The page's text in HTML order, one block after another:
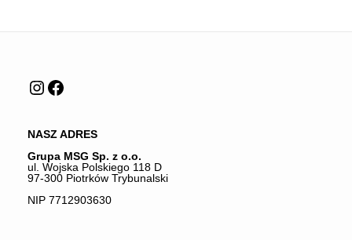
Instagram
Facebook
NASZ ADRES
Grupa MSG Sp. z o.o.
ul. Wojska Polskiego 118 D
97-300 Piotrków Trybunalski
NIP 7712903630